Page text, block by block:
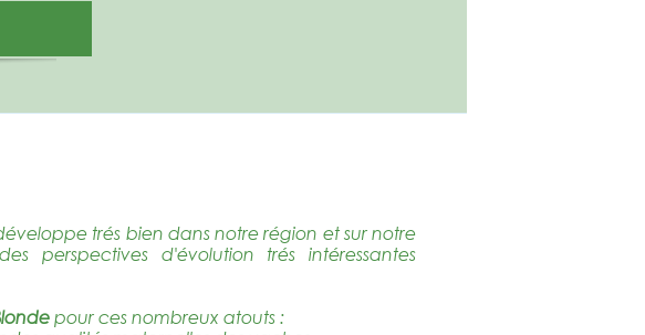
trés bien dans notre région et sur notre
perspectives d'évolution trés intéressantes
pour ces nombreux atouts :